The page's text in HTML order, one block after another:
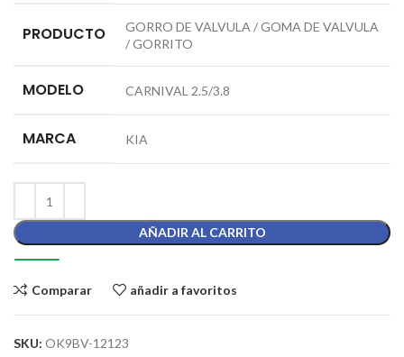
PRODUCTO
GORRO DE VALVULA / GOMA DE VALVULA
/ GORRITO
MODELO CARNIVAL 2.5/3.8
MARCA KIA
AÑADIR AL CARRITO
Comparar añadir a favoritos
SKU: OK9BV-12123